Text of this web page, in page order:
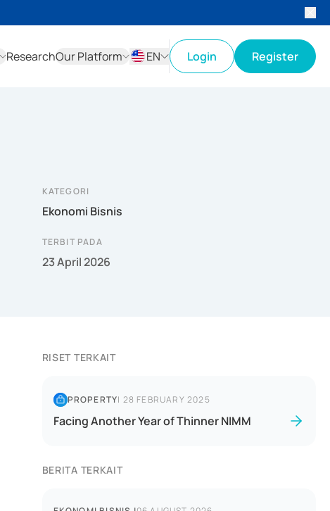
ResearchOur Platform
EN
Login Register
KATEGORI
Ekonomi Bisnis
TERBIT PADA
23 April 2026
RISET TERKAIT
PROPERTY| 28 FEBRUARY 2025
Facing Another Year of Thinner NIMM
BERITA TERKAIT